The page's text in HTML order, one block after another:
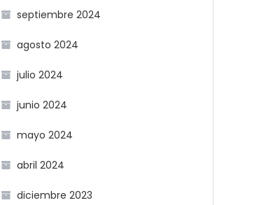
septiembre 2024
agosto 2024
julio 2024
junio 2024
mayo 2024
abril 2024
diciembre 2023